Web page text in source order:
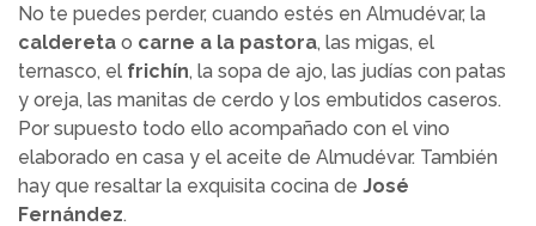
No te puedes perder, cuando estés en Almudévar, la
caldereta o carne a la pastora, las migas, el
ternasco, el frichín, la sopa de ajo, las judías con patas
y oreja, las manitas de cerdo y los embutidos caseros.
Por supuesto todo ello acompañado con el vino
elaborado en casa y el aceite de Almudévar. También
hay que resaltar la exquisita cocina de José
Fernández.